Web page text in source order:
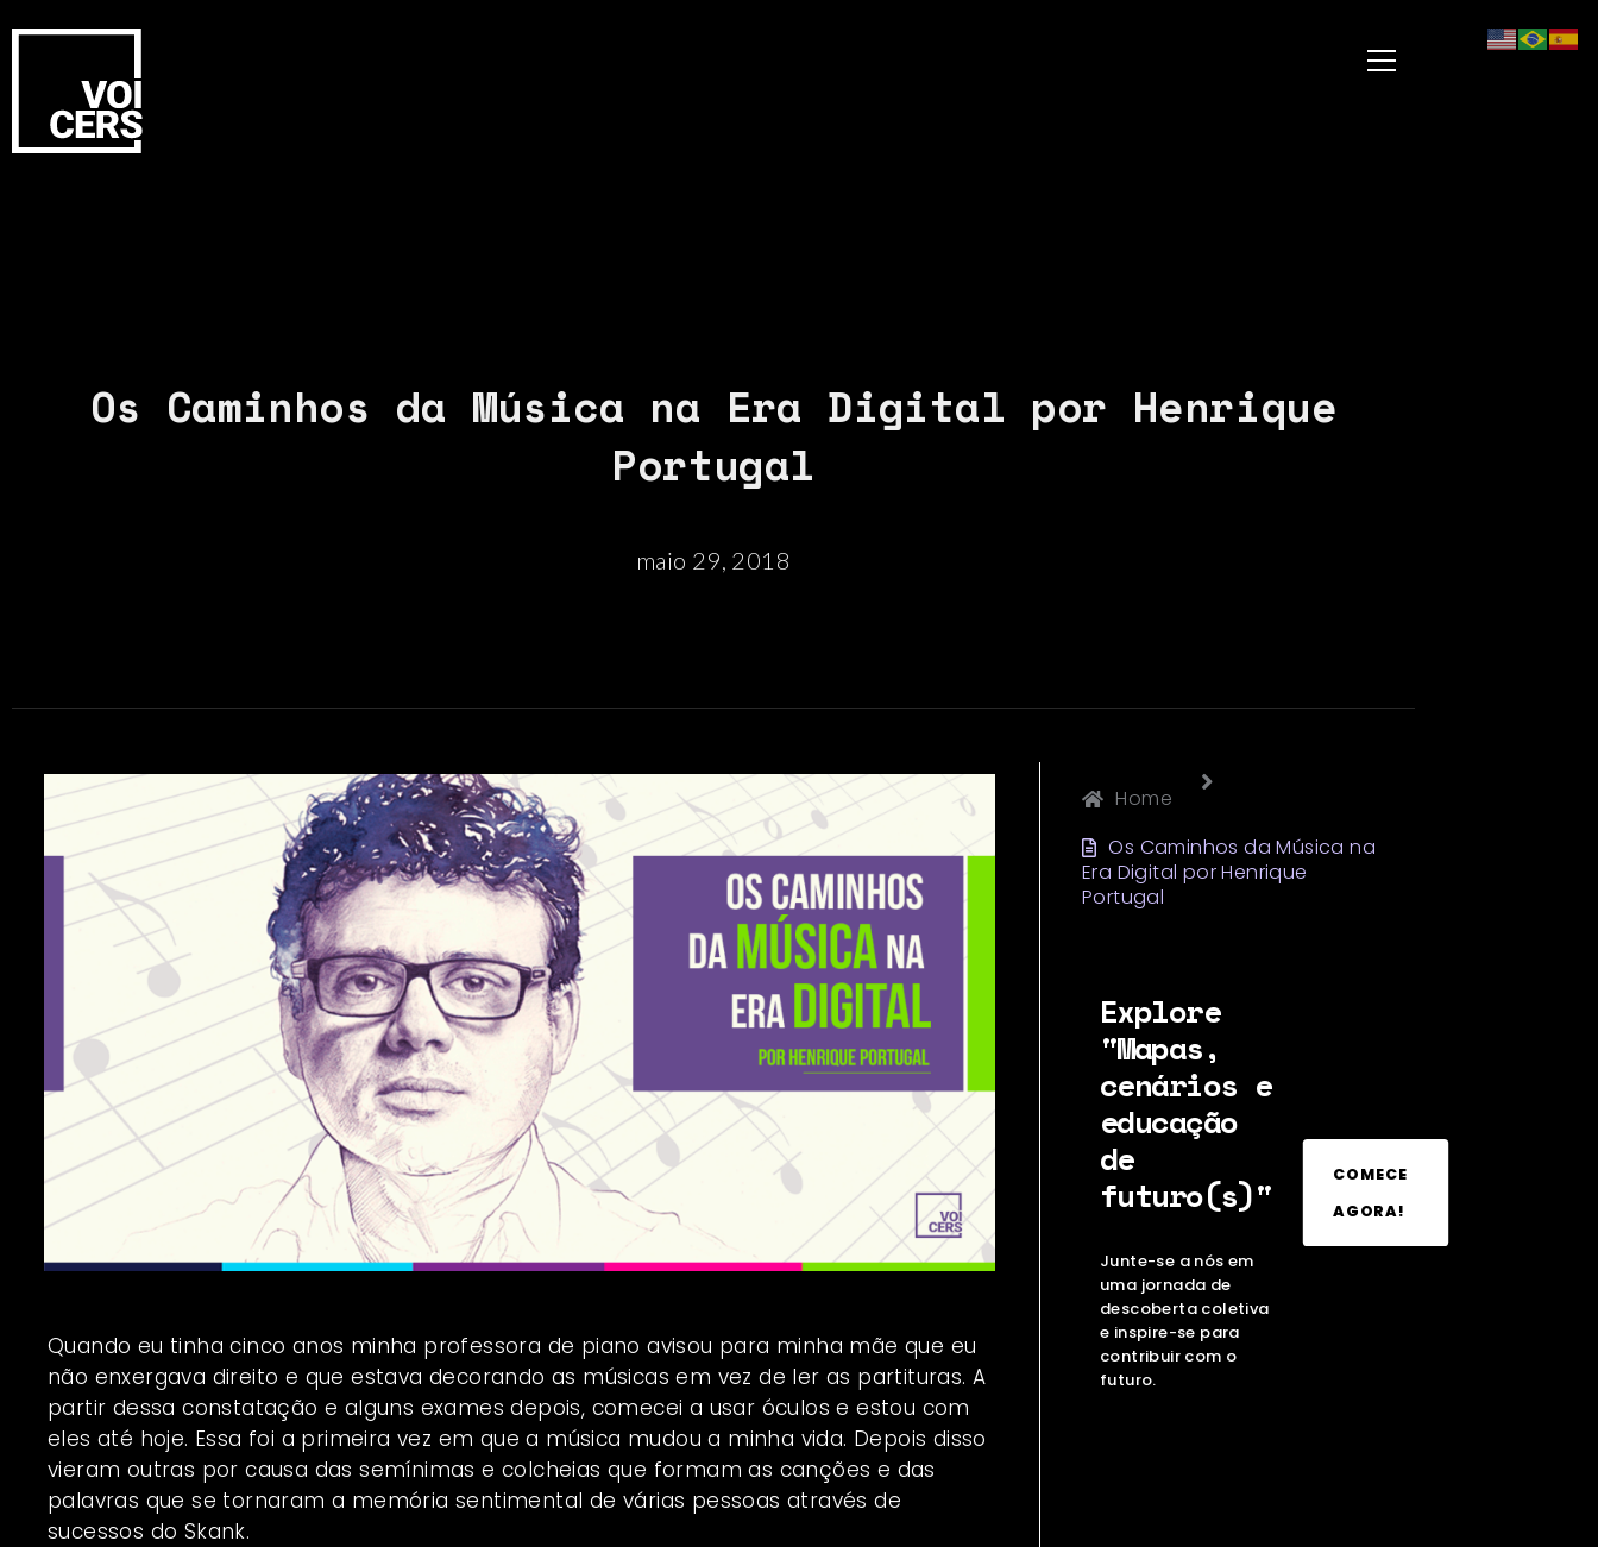
Os Caminhos da Música na Era Digital por Henrique
Portugal
maio 29, 2018
Quando eu tinha cinco anos minha professora de piano avisou para minha mãe que eu
não enxergava direito e que estava decorando as músicas em vez de ler as partituras. A
partir dessa constatação e alguns exames depois, comecei a usar óculos e estou com
eles até hoje. Essa foi a primeira vez em que a música mudou a minha vida. Depois disso
vieram outras por causa das semínimas e colcheias que formam as canções e das
palavras que se tornaram a memória sentimental de várias pessoas através de
sucessos do Skank.
Home
Os Caminhos da Música na
Era Digital por Henrique
Portugal
Explore
"Mapas,
cenários e
educação
de
futuro(s)"
Junte-se a nós em
uma jornada de
descoberta coletiva
e inspire-se para
contribuir com o
futuro.
COMECE
AGORA!